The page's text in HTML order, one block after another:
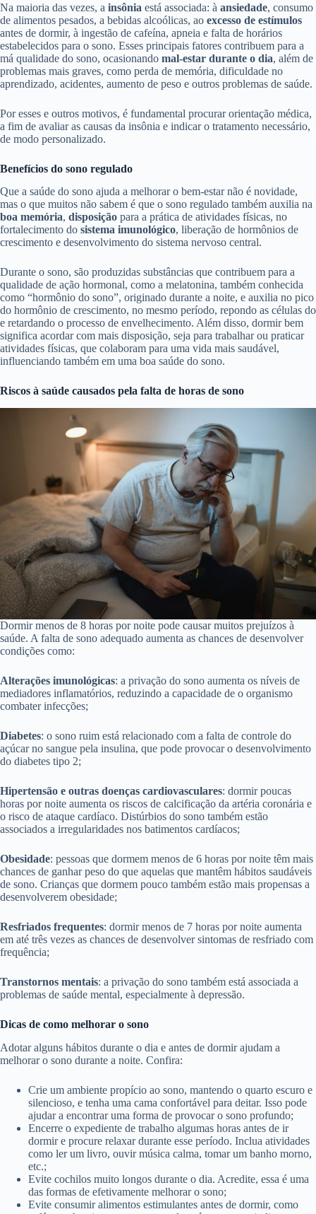
Na maioria das vezes, a insônia está associada: à ansiedade, consumo
de alimentos pesados, a bebidas alcoólicas, ao excesso de estímulos
antes de dormir, à ingestão de cafeína, apneia e falta de horários
estabelecidos para o sono. Esses principais fatores contribuem para a
má qualidade do sono, ocasionando mal-estar durante o dia, além de
problemas mais graves, como perda de memória, dificuldade no
aprendizado, acidentes, aumento de peso e outros problemas de saúde.
Por esses e outros motivos, é fundamental procurar orientação médica,
a fim de avaliar as causas da insônia e indicar o tratamento necessário,
de modo personalizado.
Benefícios do sono regulado
Que a saúde do sono ajuda a melhorar o bem-estar não é novidade,
mas o que muitos não sabem é que o sono regulado também auxilia na
boa memória, disposição para a prática de atividades físicas, no
fortalecimento do sistema imunológico, liberação de hormônios de
crescimento e desenvolvimento do sistema nervoso central.
Durante o sono, são produzidas substâncias que contribuem para a
qualidade de ação hormonal, como a melatonina, também conhecida
como “hormônio do sono”, originado durante a noite, e auxilia no pico
do hormônio de crescimento, no mesmo período, repondo as células do
e retardando o processo de envelhecimento. Além disso, dormir bem
significa acordar com mais disposição, seja para trabalhar ou praticar
atividades físicas, que colaboram para uma vida mais saudável,
influenciando também em uma boa saúde do sono.
Riscos à saúde causados pela falta de horas de sono
Dormir menos de 8 horas por noite pode causar muitos prejuízos à
saúde. A falta de sono adequado aumenta as chances de desenvolver
condições como:
Alterações imunológicas: a privação do sono aumenta os níveis de
mediadores inflamatórios, reduzindo a capacidade de o organismo
combater infecções;
Diabetes: o sono ruim está relacionado com a falta de controle do
açúcar no sangue pela insulina, que pode provocar o desenvolvimento
do diabetes tipo 2;
Hipertensão e outras doenças cardiovasculares: dormir poucas
horas por noite aumenta os riscos de calcificação da artéria coronária e
o risco de ataque cardíaco. Distúrbios do sono também estão
associados a irregularidades nos batimentos cardíacos;
Obesidade: pessoas que dormem menos de 6 horas por noite têm mais
chances de ganhar peso do que aquelas que mantêm hábitos saudáveis
de sono. Crianças que dormem pouco também estão mais propensas a
desenvolverem obesidade;
Resfriados frequentes: dormir menos de 7 horas por noite aumenta
em até três vezes as chances de desenvolver sintomas de resfriado com
frequência;
Transtornos mentais: a privação do sono também está associada a
problemas de saúde mental, especialmente à depressão.
Dicas de como melhorar o sono
Adotar alguns hábitos durante o dia e antes de dormir ajudam a
melhorar o sono durante a noite. Confira:
Crie um ambiente propício ao sono, mantendo o quarto escuro e
silencioso, e tenha uma cama confortável para deitar. Isso pode
ajudar a encontrar uma forma de provocar o sono profundo;
Encerre o expediente de trabalho algumas horas antes de ir
dormir e procure relaxar durante esse período. Inclua atividades
como ler um livro, ouvir música calma, tomar um banho morno,
etc.;
Evite cochilos muito longos durante o dia. Acredite, essa é uma
das formas de efetivamente melhorar o sono;
Evite consumir alimentos estimulantes antes de dormir, como